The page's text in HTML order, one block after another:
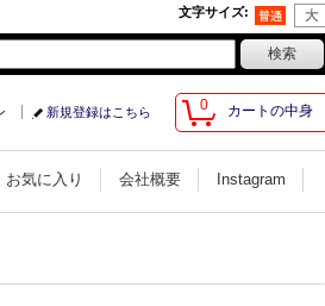
文字サイズ:
0 カートの中身
新規登録はこちら
お気に入り 会社概要 Instagram